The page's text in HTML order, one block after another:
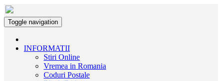
Toggle navigation
INFORMATII
Stiri Online
Vremea in Romania
Coduri Postale